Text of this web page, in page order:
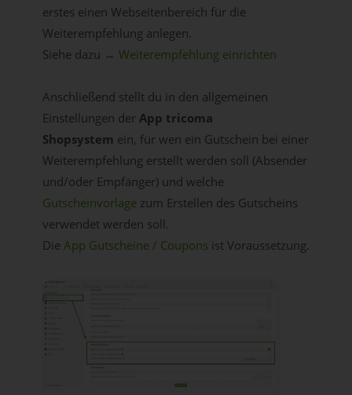
erstes einen Webseitenbereich für die
Weiterempfehlung anlegen.
Siehe dazu → Weiterempfehlung einrichten
Anschließend stellt du in den allgemeinen
Einstellungen der App tricoma
Shopsystem ein, für wen ein Gutschein bei einer
Weiterempfehlung erstellt werden soll (Absender
und/oder Empfänger) und welche
Gutscheinvorlagezum Erstellen des Gutscheins
verwendet werden soll.
Die App Gutscheine / Coupons ist Voraussetzung.